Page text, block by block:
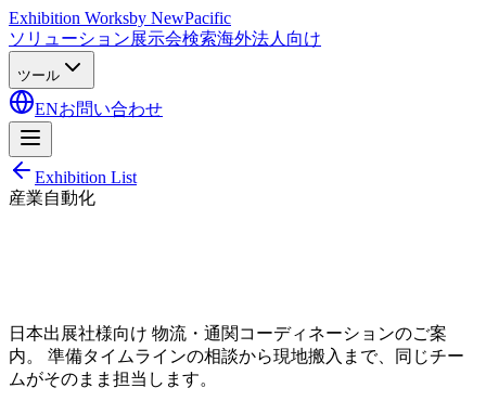
Exhibition Worksby NewPacific
ソリューション展示会検索海外法人向け
ツール
ENお問い合わせ
Exhibition List
産業自動化
日本出展社様向け 物流・通関コーディネーションのご案
内。 準備タイムラインの相談から現地搬入まで、同じチー
ムがそのまま担当します。